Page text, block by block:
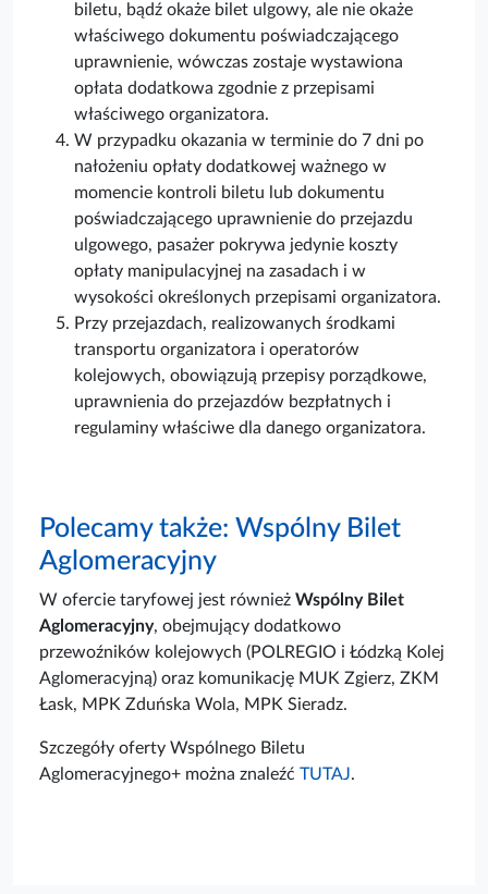
biletu, bądź okaże bilet ulgowy, ale nie okaże
właściwego dokumentu poświadczającego
uprawnienie, wówczas zostaje wystawiona
opłata dodatkowa zgodnie z przepisami
właściwego organizatora.
W przypadku okazania w terminie do 7 dni po
nałożeniu opłaty dodatkowej ważnego w
momencie kontroli biletu lub dokumentu
poświadczającego uprawnienie do przejazdu
ulgowego, pasażer pokrywa jedynie koszty
opłaty manipulacyjnej na zasadach i w
wysokości określonych przepisami organizatora.
Przy przejazdach, realizowanych środkami
transportu organizatora i operatorów
kolejowych, obowiązują przepisy porządkowe,
uprawnienia do przejazdów bezpłatnych i
regulaminy właściwe dla danego organizatora.
Polecamy także: Wspólny Bilet
Aglomeracyjny
W ofercie taryfowej jest również Wspólny Bilet
Aglomeracyjny, obejmujący dodatkowo
przewoźników kolejowych (POLREGIO i Łódzką Kolej
Aglomeracyjną) oraz komunikację MUK Zgierz, ZKM
Łask, MPK Zduńska Wola, MPK Sieradz.
Szczegóły oferty Wspólnego Biletu
Aglomeracyjnego+ można znaleźć TUTAJ.